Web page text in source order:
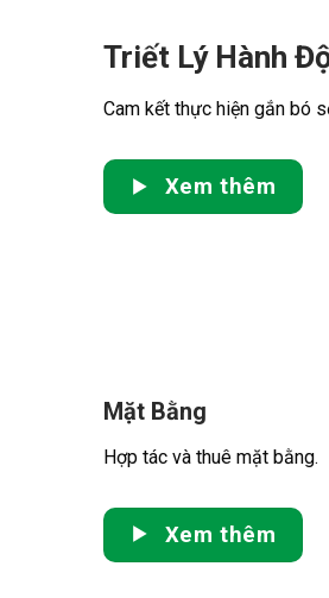
Triết Lý Hành
Cam kết thực hiện gắn bó
Xem thêm
Mặt Bằng
Hợp tác và thuê mặt bằng.
Xem thêm